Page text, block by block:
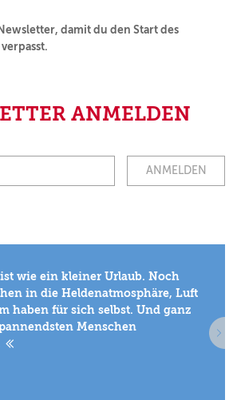
damit du den Start des
ANMELDEN
ist wie ein kleiner Urlaub. Noch
in die Heldenatmosphäre, Luft
haben für sich selbst. Und ganz
Menschen